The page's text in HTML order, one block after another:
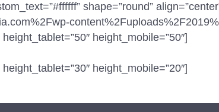
shape=”round”
height_mobile=”50″]
height_mobile=”20″]